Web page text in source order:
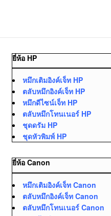
ยี่ห้อ HP
หมึกเติมอิงค์เจ็ท HP
ตลับหมึกอิงค์เจ็ท HP
หมึกดีไซน์เจ็ท HP
ตลับหมึกโทนเนอร์ HP
ชุดดรัม HP
ชุดหัวพิมพ์ HP
ยี่ห้อ Canon
หมึกเติมอิงค์เจ็ท Canon
ตลับหมึกอิงค์เจ็ท Canon
ตลับหมึกโทนเนอร์ Canon